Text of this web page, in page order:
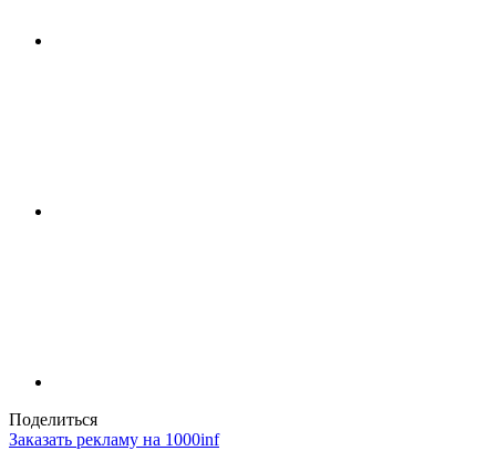
Поделиться
Заказать рекламу на 1000inf